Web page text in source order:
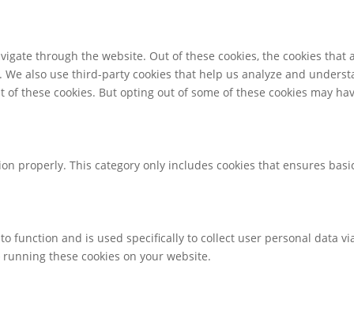
through the website. Out of these cookies, the cookies
also use third-party cookies that help us analyze and
these cookies. But opting out of some of these cookies may
properly. This category only includes cookies that ensures
function and is used specifically to collect user personal data
these cookies on your website.